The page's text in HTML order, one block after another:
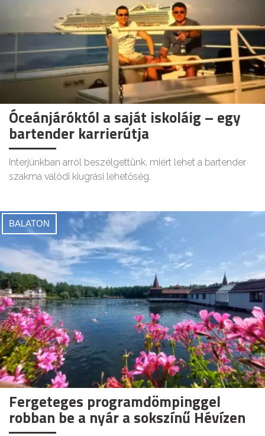
Óceánjáróktól a saját iskoláig – egy
bartender karrierútja
Interjúnkban arról beszélgettünk, miért lehet a bartender
szakma valódi kiugrási lehetőség.
BALATON
Fergeteges programdömpinggel
robban be a nyár a sokszínű Hévízen